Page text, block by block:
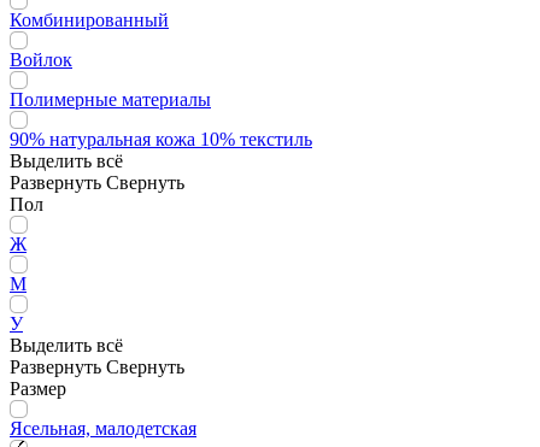
Комбинированный
Войлок
Полимерные материалы
90% натуральная кожа 10% текстиль
Выделить всё
Развернуть Свернуть
Пол
Ж
М
У
Выделить всё
Развернуть Свернуть
Размер
Ясельная, малодетская